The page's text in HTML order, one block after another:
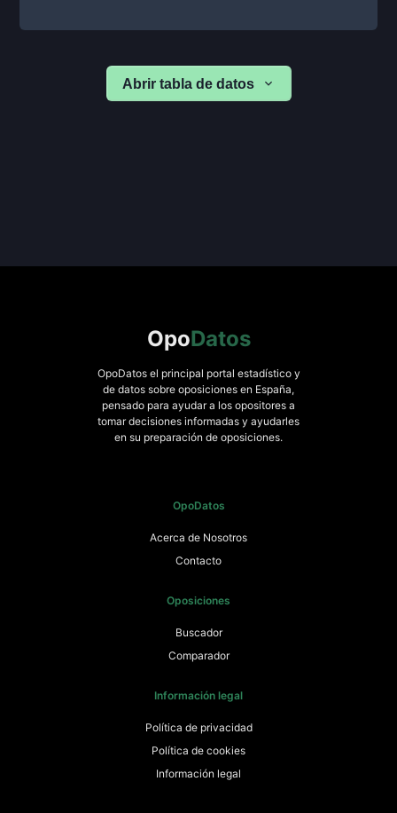
Abrir tabla de datos
OpoDatos
OpoDatos el principal portal estadístico y
de datos sobre oposiciones en España,
pensado para ayudar a los opositores a
tomar decisiones informadas y ayudarles
en su preparación de oposiciones.
OpoDatos
Acerca de Nosotros
Contacto
Oposiciones
Buscador
Comparador
Información legal
Política de privacidad
Política de cookies
Información legal